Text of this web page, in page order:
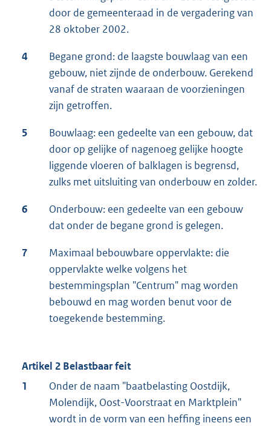
door de gemeenteraad in de vergadering van
28 oktober 2002.
4
Begane grond: de laagste bouwlaag van een
gebouw, niet zijnde de onderbouw. Gerekend
vanaf de straten waaraan de voorzieningen
zijn getroffen.
5
Bouwlaag: een gedeelte van een gebouw, dat
door op gelijke of nagenoeg gelijke hoogte
liggende vloeren of balklagen is begrensd,
zulks met uitsluiting van onderbouw en zolder.
6
Onderbouw: een gedeelte van een gebouw
dat onder de begane grond is gelegen.
7
Maximaal bebouwbare oppervlakte: die
oppervlakte welke volgens het
bestemmingsplan "Centrum" mag worden
bebouwd en mag worden benut voor de
toegekende bestemming.
Artikel 2 Belastbaar feit
1
Onder de naam "baatbelasting Oostdijk,
Molendijk, Oost-Voorstraat en Marktplein"
wordt in de vorm van een heffing ineens een